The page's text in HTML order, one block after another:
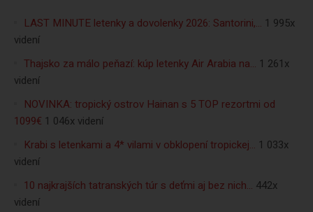
LAST MINUTE letenky a dovolenky 2026: Santorini,… 1 995x
videní
Thajsko za málo peňazí: kúp letenky Air Arabia na… 1 261x
videní
NOVINKA: tropický ostrov Hainan s 5 TOP rezortmi od
1099€ 1 046x videní
Krabi s letenkami a 4* vilami v obklopení tropickej… 1 033x
videní
10 najkrajších tatranských túr s deťmi aj bez nich… 442x
videní